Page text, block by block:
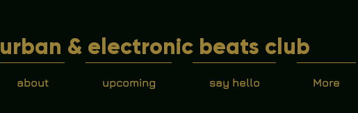
urban & electronic beats club
about upcoming say hello More